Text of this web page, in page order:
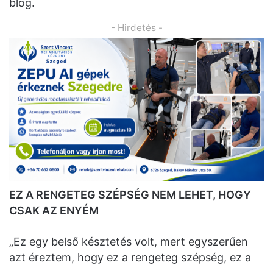
blog.
- Hirdetés -
EZ A RENGETEG SZÉPSÉG NEM LEHET, HOGY
CSAK AZ ENYÉM
„Ez egy belső késztetés volt, mert egyszerűen
azt éreztem, hogy ez a rengeteg szépség, ez a